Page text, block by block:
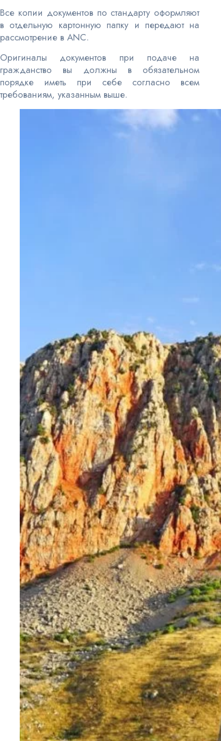
Все копии документов по стандарту оформляют
в отдельную картонную папку и передают на
рассмотрение в ANC.
Оригиналы документов при подаче на
гражданство вы должны в обязательном
порядке иметь при себе согласно всем
требованиям, указанным выше.